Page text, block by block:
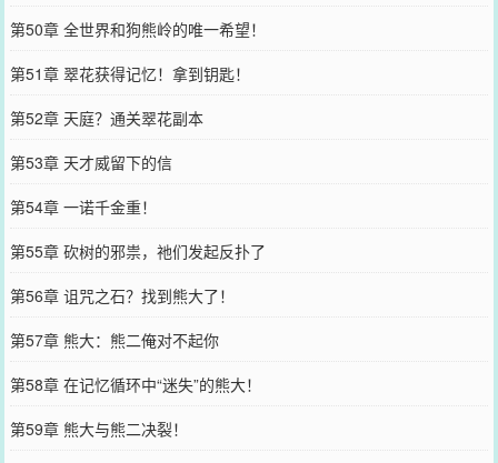
第50章 全世界和狗熊岭的唯一希望！
第51章 翠花获得记忆！拿到钥匙！
第52章 天庭？通关翠花副本
第53章 天才威留下的信
第54章 一诺千金重！
第55章 砍树的邪祟，祂们发起反扑了
第56章 诅咒之石？找到熊大了！
第57章 熊大：熊二俺对不起你
第58章 在记忆循环中“迷失”的熊大！
第59章 熊大与熊二决裂！